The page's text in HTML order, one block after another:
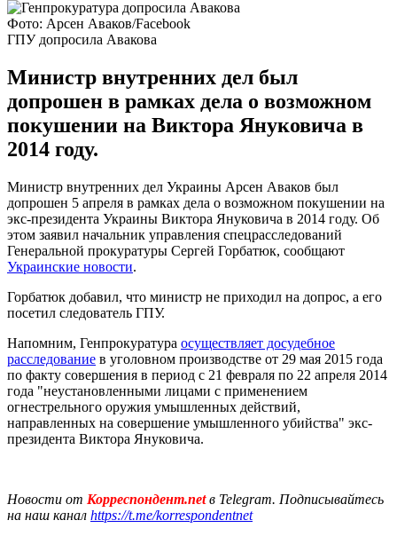
Фото: Арсен Аваков/Facebook
ГПУ допросила Авакова
Министр внутренних дел был
допрошен в рамках дела о возможном
покушении на Виктора Януковича в
2014 году.
Министр внутренних дел Украины Арсен Аваков был
допрошен 5 апреля в рамках дела о возможном покушении на
экс-президента Украины Виктора Януковича в 2014 году. Об
этом заявил начальник управления спецрасследований
Генеральной прокуратуры Сергей Горбатюк, сообщают
Украинские новости.
Горбатюк добавил, что министр не приходил на допрос, а его
посетил следователь ГПУ.
Напомним, Генпрокуратура осуществляет досудебное
расследование в уголовном производстве от 29 мая 2015 года
по факту совершения в период с 21 февраля по 22 апреля 2014
года "неустановленными лицами с применением
огнестрельного оружия умышленных действий,
направленных на совершение умышленного убийства" экс-
президента Виктора Януковича.
Новости от Корреспондент.netв Telegram. Подписывайтесь
на наш канал https://t.me/korrespondentnet